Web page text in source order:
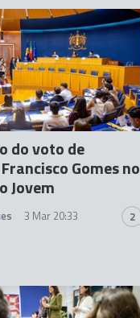
do voto de
Gomes no
Jovem
3 Mar 20:33 2